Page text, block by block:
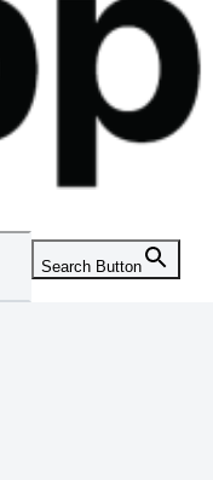
Search Button